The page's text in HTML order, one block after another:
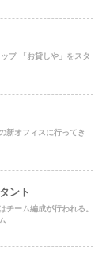
プ 「お貸しや」をスタ
新オフィスに行ってき
ント
チーム編成が行われる。
...